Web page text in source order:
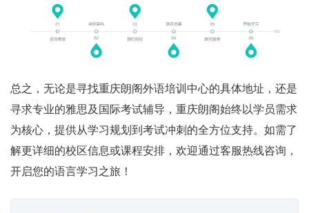
总之，无论是寻找重庆朗阁外语培训中心的具体地址，还是
寻求专业的雅思及国际考试辅导，重庆朗阁始终以学员需求
为核心，提供从学习规划到考试冲刺的全方位支持。如需了
解更详细的校区信息或课程安排，欢迎通过客服热线咨询，
开启您的语言学习之旅！